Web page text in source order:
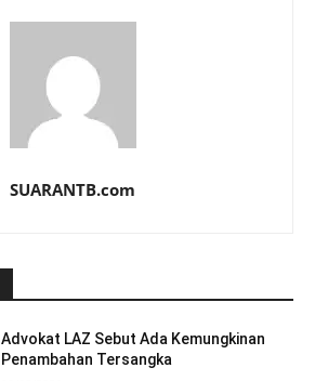
SUARANTB.com
Advokat LAZ Sebut Ada Kemungkinan
Penambahan Tersangka